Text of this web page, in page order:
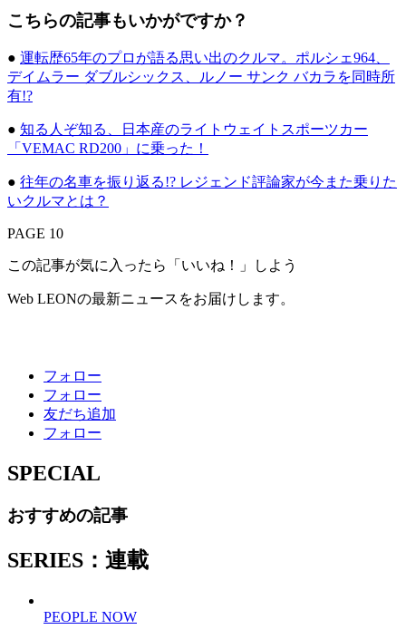
こちらの記事もいかがですか？
● 運転歴65年のプロが語る思い出のクルマ。ポルシェ964、
デイムラー ダブルシックス、ルノー サンク バカラを同時所
有!?
● 知る人ぞ知る、日本産のライトウェイトスポーツカー
「VEMAC RD200」に乗った！
● 往年の名車を振り返る!? レジェンド評論家が今また乗りた
いクルマとは？
PAGE 10
この記事が気に入ったら「いいね！」しよう
Web LEONの最新ニュースをお届けします。
フォロー
フォロー
友だち追加
フォロー
SPECIAL
おすすめの記事
SERIES：連載
PEOPLE NOW